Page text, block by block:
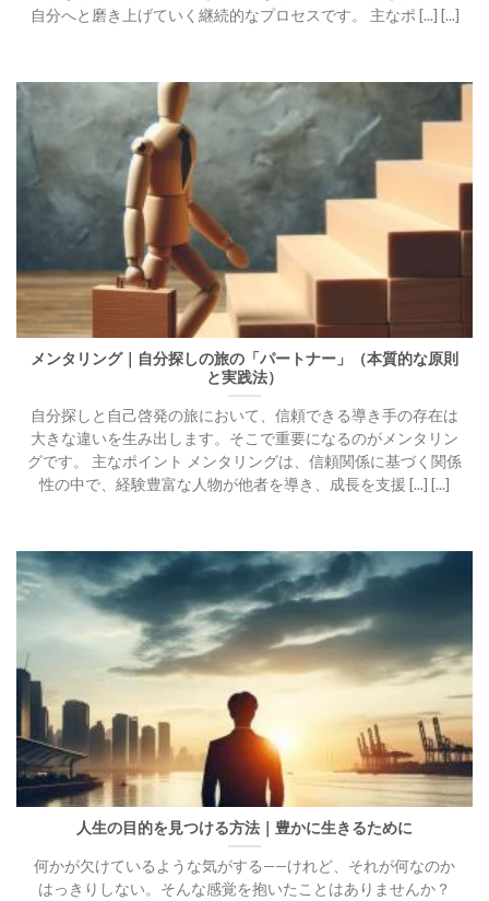
自分へと磨き上げていく継続的なプロセスです。 主なポ [...] [...]
メンタリング｜自分探しの旅の「パートナー」（本質的な原則
と実践法）
自分探しと自己啓発の旅において、信頼できる導き手の存在は
大きな違いを生み出します。そこで重要になるのがメンタリン
グです。 主なポイント メンタリングは、信頼関係に基づく関係
性の中で、経験豊富な人物が他者を導き、成長を支援 [...] [...]
人生の目的を見つける方法｜豊かに生きるために
何かが欠けているような気がする——けれど、それが何なのか
はっきりしない。そんな感覚を抱いたことはありませんか？